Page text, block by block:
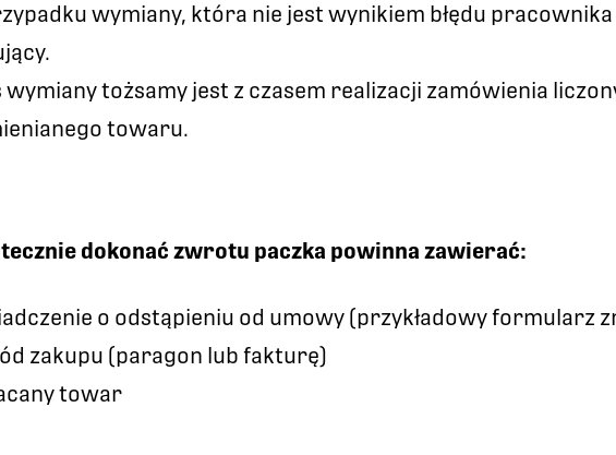
wymiany, która nie jest wynikiem błędu
wymiany tożsamy jest z czasem realizacji zamówienia
towaru.
dokonać zwrotu paczka powinna zawierać:
o odstąpieniu od umowy (przykładowy formularz
zakupu (paragon lub fakturę)
towar